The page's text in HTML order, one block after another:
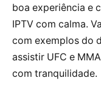
boa experiência e
IPTV com calma.
com exemplos do
assistir UFC e
com tranquilidade.